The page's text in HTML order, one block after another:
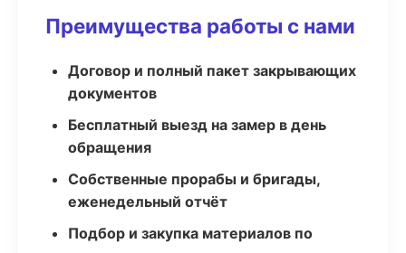
Преимущества работы с нами
Договор и полный пакет закрывающих
документов
Бесплатный выезд на замер в день
обращения
Собственные прорабы и бригады,
еженедельный отчёт
Подбор и закупка материалов по